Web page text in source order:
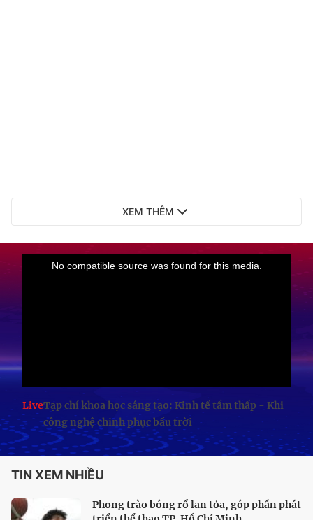
XEM THÊM
LiveTạp chí khoa học sáng tạo: Kinh tế tầm thấp - Khi
công nghệ chinh phục bầu trời
TIN XEM NHIỀU
Phong trào bóng rổ lan tỏa, góp phần phát